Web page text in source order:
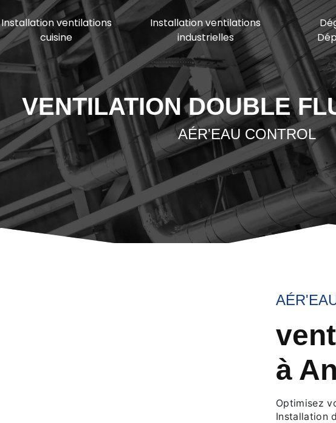
Installation ventilations
cuisine
Installation ventilations
industrielles
VENTILATION DOUBLE
AÉR'EAU CONTROL
à
Optimisez
Installation